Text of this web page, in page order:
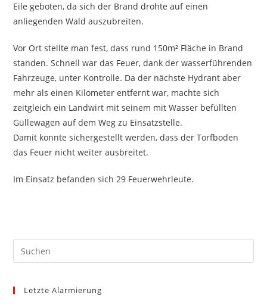
Eile geboten, da sich der Brand drohte auf einen
anliegenden Wald auszubreiten.
Vor Ort stellte man fest, dass rund 150m² Fläche in Brand
standen. Schnell war das Feuer, dank der wasserführenden
Fahrzeuge, unter Kontrolle. Da der nächste Hydrant aber
mehr als einen Kilometer entfernt war, machte sich
zeitgleich ein Landwirt mit seinem mit Wasser befüllten
Güllewagen auf dem Weg zu Einsatzstelle.
Damit konnte sichergestellt werden, dass der Torfboden
das Feuer nicht weiter ausbreitet.
Im Einsatz befanden sich 29 Feuerwehrleute.
Letzte Alarmierung